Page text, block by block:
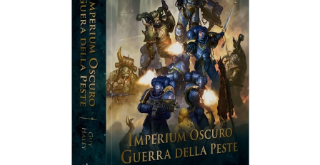
Giochi di Carte Collezionabili
Giocattoli e Gadget